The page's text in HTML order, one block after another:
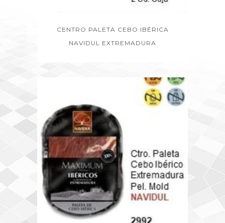
CENTRO PALETA CEBO IBÉRICA
NAVIDUL EXTREMADURA